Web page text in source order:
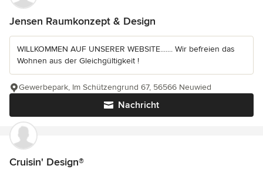
Jensen Raumkonzept & Design
WILLKOMMEN AUF UNSERER WEBSITE....... Wir befreien das
Wohnen aus der Gleichgültigkeit !
Nachricht
Gewerbepark, Im Schützengrund 67, 56566 Neuwied
Cruisin' Design®